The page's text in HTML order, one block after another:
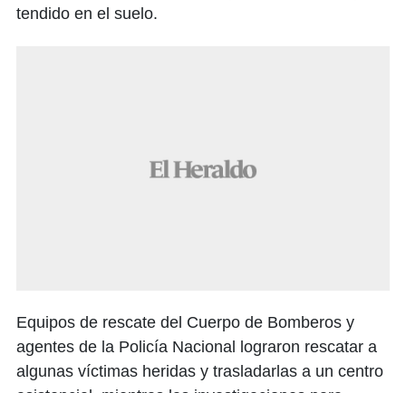
tendido en el suelo.
Equipos de rescate del Cuerpo de Bomberos y
agentes de la Policía Nacional lograron rescatar a
algunas víctimas heridas y trasladarlas a un centro